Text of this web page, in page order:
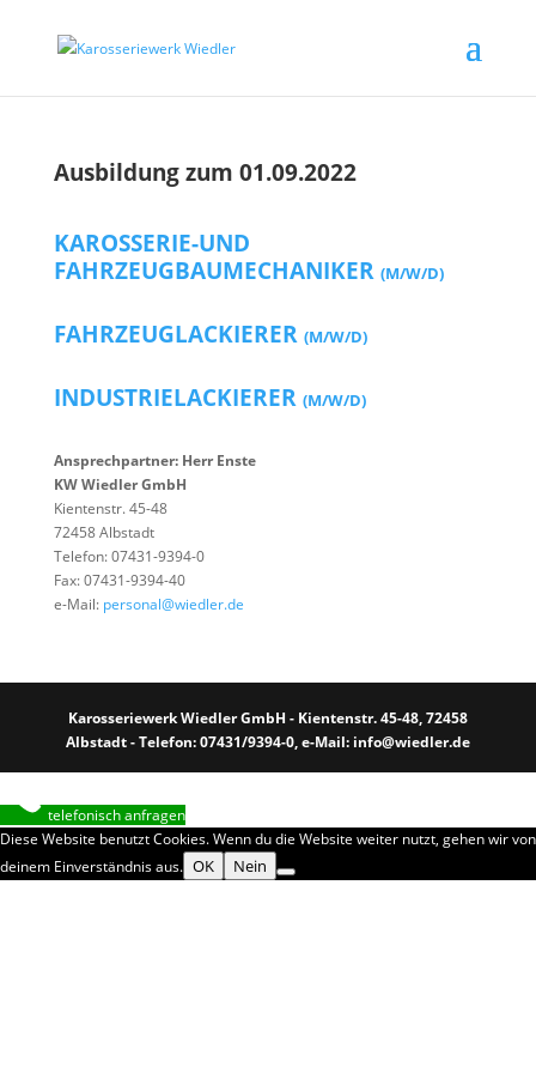
Ausbildung zum 01.09.2022
KAROSSERIE-UND
FAHRZEUGBAUMECHANIKER (M/W/D)
FAHRZEUGLACKIERER (M/W/D)
INDUSTRIELACKIERER (M/W/D)
Ansprechpartner: Herr Enste
KW Wiedler GmbH
Kientenstr. 45-48
72458 Albstadt
Telefon: 07431-9394-0
Fax: 07431-9394-40
e-Mail: personal@wiedler.de
Karosseriewerk Wiedler GmbH - Kientenstr. 45-48, 72458
Albstadt - Telefon: 07431/9394-0, e-Mail: info@wiedler.de
telefonisch anfragen
Diese Website benutzt Cookies. Wenn du die Website weiter nutzt, gehen wir von
deinem Einverständnis aus. OK Nein